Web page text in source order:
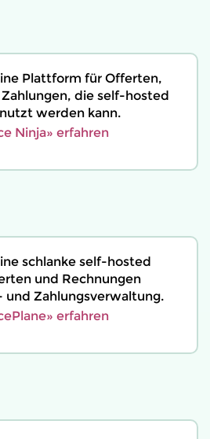
Plattform für Offerten,
die self-hosted
werden kann.
Ninja» erfahren
schlanke self-hosted
und Rechnungen
und Zahlungsverwaltung.
erfahren